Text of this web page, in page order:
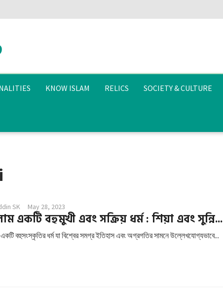
KNOW ISLAM RELICS SOCIETY & CULTURE
SK May 28, 2023
একটি বহুমুখী এবং সক্রিয় ধর্ম : শিয়া এবং সুন্নি...
বহুসংস্কৃতির ধর্ম যা বিশ্বের সমগ্র ইতিহাস এবং অগ্রগতির সামনে উল্লেখযোগ্যভাবে...